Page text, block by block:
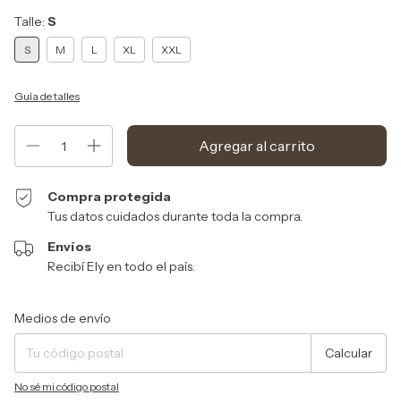
Talle: S
S M L XL XXL
Guía de talles
Compra protegida
Tus datos cuidados durante toda la compra.
Envíos
Recibí Ely en todo el país.
Entregas para el CP:
Medios de envío
Calcular
No sé mi código postal